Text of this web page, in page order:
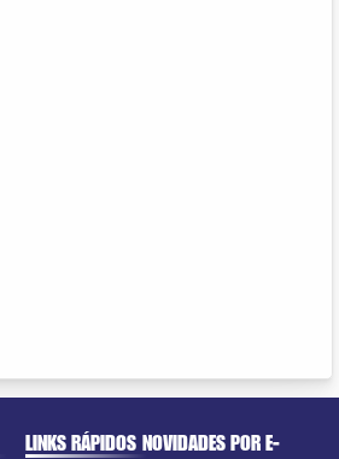
LINKS RÁPIDOS NOVIDADES POR E-